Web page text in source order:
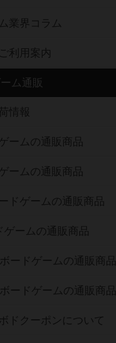
業界コラム
利用案内
ム通販
情報
ームの通販商品
ームの通販商品
ドゲームの通販商品
ゲームの通販商品
ードゲームの通販商品
ードゲームの通販商品
ドクーポンについて